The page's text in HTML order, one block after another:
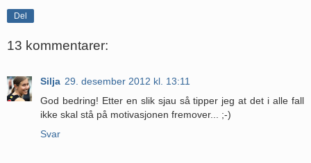
Del
13 kommentarer:
Silja 29. desember 2012 kl. 13:11
God bedring! Etter en slik sjau så tipper jeg at det i alle fall
ikke skal stå på motivasjonen fremover... ;-)
Svar